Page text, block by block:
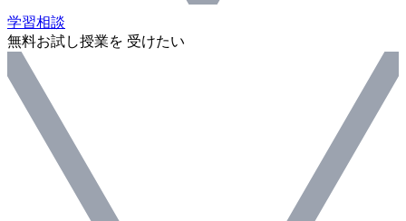
学習相談
無料お試し授業を 受けたい